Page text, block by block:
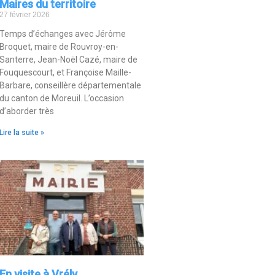
Maires du territoire
27 février 2026
Temps d’échanges avec Jérôme
Broquet, maire de Rouvroy-en-
Santerre, Jean-Noël Cazé, maire de
Fouquescourt, et Françoise Maille-
Barbare, conseillère départementale
du canton de Moreuil. L’occasion
d’aborder très
Lire la suite »